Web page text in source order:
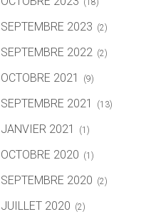
(18)
SEPTEMBRE 2023 (2)
SEPTEMBRE 2022 (2)
OCTOBRE 2021 (9)
SEPTEMBRE 2021 (13)
JANVIER 2021 (1)
OCTOBRE 2020 (1)
SEPTEMBRE 2020 (2)
JUILLET 2020 (2)